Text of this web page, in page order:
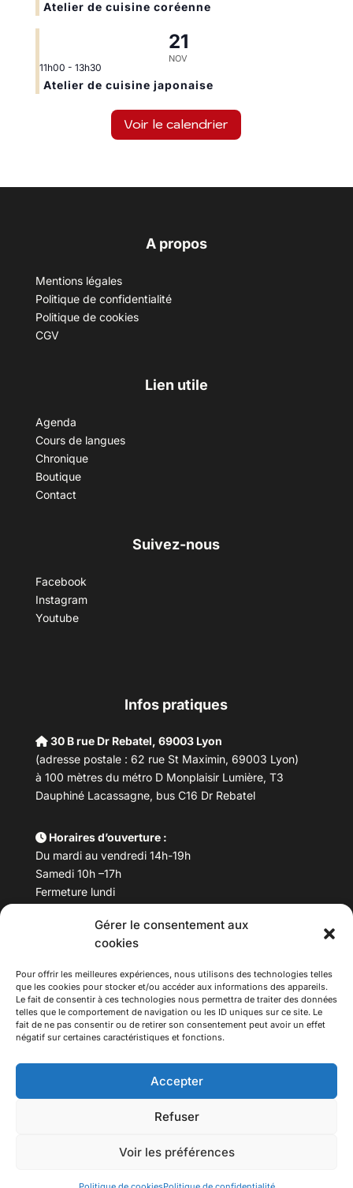
Gérer le consentement aux
cookies
Pour offrir les meilleures expériences, nous utilisons des technologies telles
que les cookies pour stocker et/ou accéder aux informations des appareils.
Le fait de consentir à ces technologies nous permettra de traiter des données
telles que le comportement de navigation ou les ID uniques sur ce site. Le
fait de ne pas consentir ou de retirer son consentement peut avoir un effet
négatif sur certaines caractéristiques et fonctions.
Accepter
Refuser
Voir les préférences
Atelier de cuisine coréenne
21
NOV
11h00 - 13h30
Atelier de cuisine japonaise
Voir le calendrier
A propos
Mentions légales
Politique de confidentialité
Politique de cookies
CGV
Lien utile
Agenda
Cours de langues
Chronique
Boutique
Contact
Suivez-nous
Facebook
Instagram
Youtube
Infos pratiques
30 B rue Dr Rebatel, 69003 Lyon
(adresse postale : 62 rue St Maximin, 69003 Lyon)
à 100 mètres du métro D Monplaisir Lumière, T3
Dauphiné Lacassagne, bus C16 Dr Rebatel
Horaires d’ouverture :
Du mardi au vendredi 14h-19h
Samedi 10h –17h
Fermeture lundi
Téléphone : 04 78 53 06 40
maisondesculturesasiatiques@asiexpo.com
Tous droits réservés.